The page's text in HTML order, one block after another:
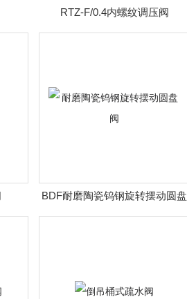
RTZ-F/0.4内螺纹调压阀
BDF耐磨陶瓷钨钢旋转摆动圆盘
阀